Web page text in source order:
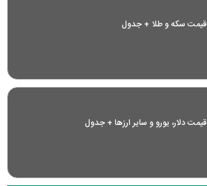
قیمت سکه و طلا + جدول
قیمت دلار، یورو و سایر ارز‌ها + جدول